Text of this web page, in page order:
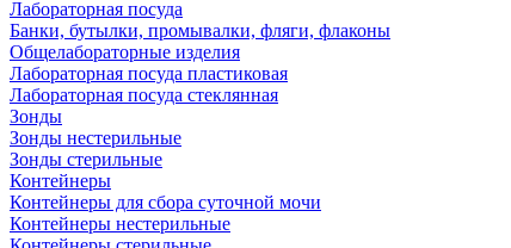
Лабораторная посуда
Банки, бутылки, промывалки, фляги, флаконы
Общелабораторные изделия
Лабораторная посуда пластиковая
Лабораторная посуда стеклянная
Зонды
Зонды нестерильные
Зонды стерильные
Контейнеры
Контейнеры для сбора суточной мочи
Контейнеры нестерильные